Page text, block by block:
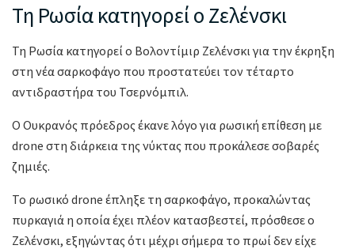
Τη Ρωσία κατηγορεί ο Ζελένσκι
Τη Ρωσία κατηγορεί ο Βολοντίμιρ Ζελένσκι για την έκρηξη
στη νέα σαρκοφάγο που προστατεύει τον τέταρτο
αντιδραστήρα του Τσερνόμπιλ.
Ο Ουκρανός πρόεδρος έκανε λόγο για ρωσική επίθεση με
drone στη διάρκεια της νύκτας που προκάλεσε σοβαρές
ζημιές.
Το ρωσικό drone έπληξε τη σαρκοφάγο, προκαλώντας
πυρκαγιά η οποία έχει πλέον κατασβεστεί, πρόσθεσε ο
Ζελένσκι, εξηγώντας ότι μέχρι σήμερα το πρωί δεν είχε